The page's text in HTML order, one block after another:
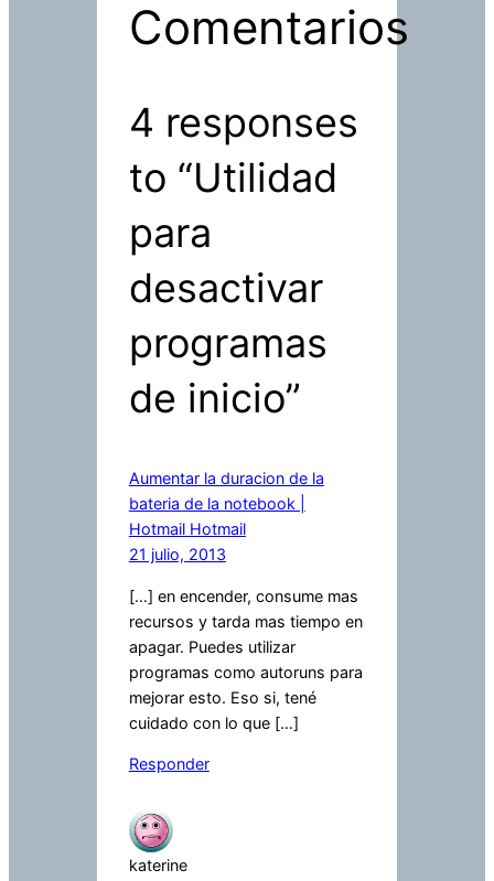
Comentarios
4 responses
to “Utilidad
para
desactivar
programas
de inicio”
Aumentar la duracion de la
bateria de la notebook |
Hotmail Hotmail
21 julio, 2013
[…] en encender, consume mas
recursos y tarda mas tiempo en
apagar. Puedes utilizar
programas como autoruns para
mejorar esto. Eso si, tené
cuidado con lo que […]
Responder
katerine